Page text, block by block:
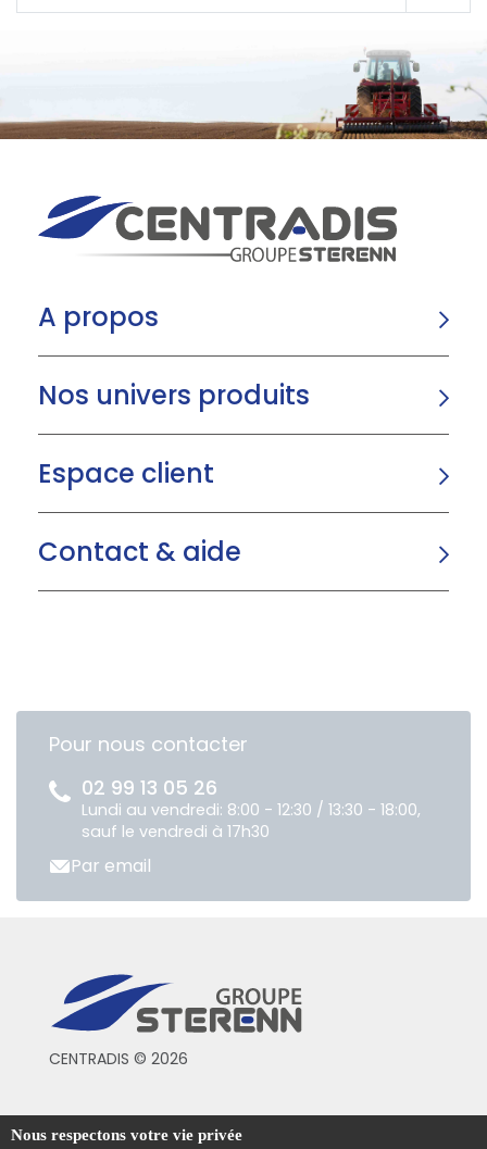
A propos
Nos univers produits
Espace client
Contact & aide
Pour nous contacter
02 99 13 05 26
Lundi au vendredi: 8:00 - 12:30 / 13:30 - 18:00,
sauf le vendredi à 17h30
Par email
CENTRADIS © 2026
Conditions générales de vente
Nous respectons votre vie privée